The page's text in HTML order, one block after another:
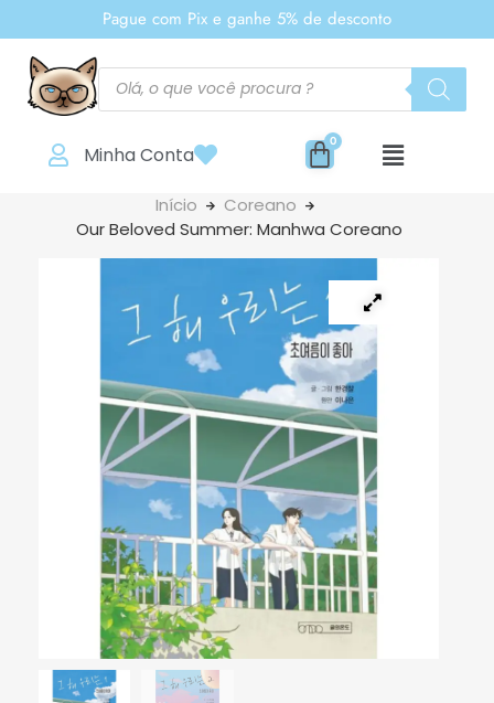
Pague com Pix e ganhe 5% de desconto
Minha Conta
Início
Coreano
Our Beloved Summer: Manhwa Coreano